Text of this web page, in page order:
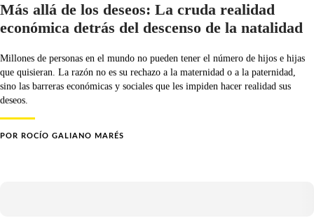
Más allá de los deseos: La cruda realidad
económica detrás del descenso de la natalidad
Millones de personas en el mundo no pueden tener el número de hijos e hijas
que quisieran. La razón no es su rechazo a la maternidad o a la paternidad,
sino las barreras económicas y sociales que les impiden hacer realidad sus
deseos.
POR ROCÍO GALIANO MARÉS